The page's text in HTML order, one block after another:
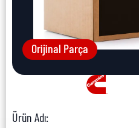
Orijinal Parça
Ürün Adı: